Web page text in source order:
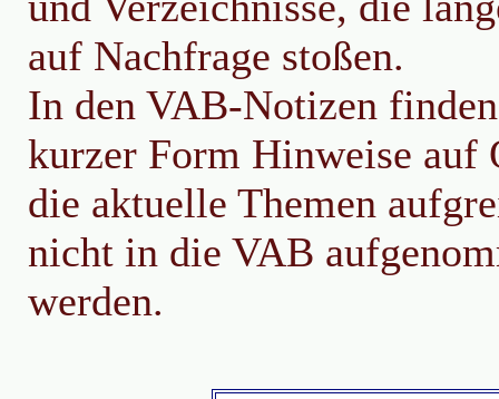
auf Nachfrage stoßen.
In den VAB-Notizen
kurzer Form Hinweise auf
die aktuelle Themen
nicht in die VAB
werden.